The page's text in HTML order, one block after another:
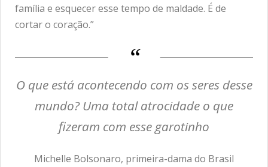
família e esquecer esse tempo de maldade. É de
cortar o coração.”
O que está acontecendo com os seres desse
mundo? Uma total atrocidade o que
fizeram com esse garotinho
Michelle Bolsonaro, primeira-dama do Brasil